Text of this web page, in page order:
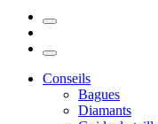
Conseils
Bagues
Diamants